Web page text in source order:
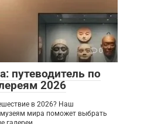
0
путеводитель по
2026
в 2026? Наш
музеям мира поможет выбрать